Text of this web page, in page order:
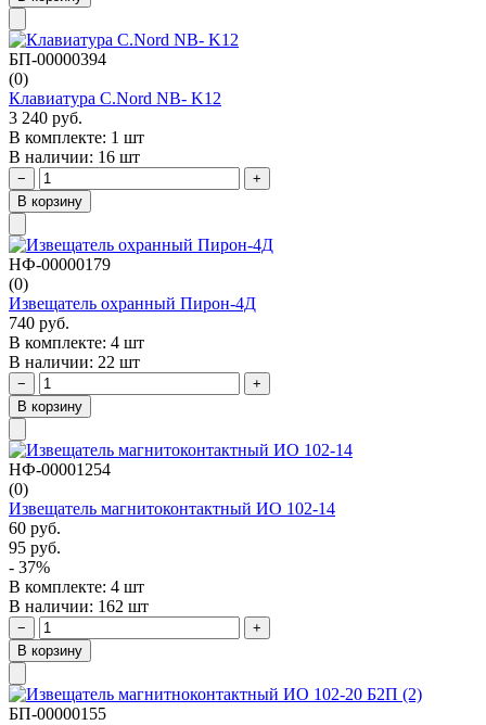
БП-00000394
(0)
Клавиатура C.Nord NB- K12
3 240 руб.
В комплекте: 1 шт
В наличии: 16 шт
−
+
В корзину
НФ-00000179
(0)
Извещатель охранный Пирон-4Д
740 руб.
В комплекте: 4 шт
В наличии: 22 шт
−
+
В корзину
НФ-00001254
(0)
Извещатель магнитоконтактный ИО 102-14
60 руб.
95 руб.
- 37%
В комплекте: 4 шт
В наличии: 162 шт
−
+
В корзину
БП-00000155